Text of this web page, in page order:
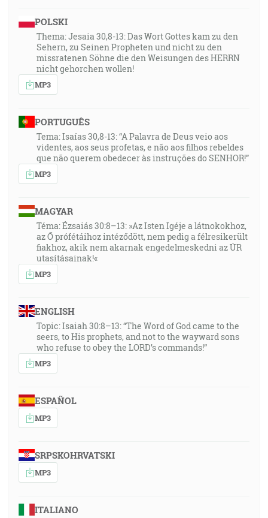
POLSKI
Thema: Jesaia 30,8-13: Das Wort Gottes kam zu den
Sehern, zu Seinen Propheten und nicht zu den
missratenen Söhne die den Weisungen des HERRN
nicht gehorchen wollen!
MP3
PORTUGUÊS
Tema: Isaías 30,8-13: “A Palavra de Deus veio aos
videntes, aos seus profetas, e não aos filhos rebeldes
que não querem obedecer às instruções do SENHOR!”
MP3
MAGYAR
Téma: Ézsaiás 30:8–13: »Az Isten Igéje a látnokokhoz,
az Ő prófétáihoz intéződött, nem pedig a félresikerült
fiakhoz, akik nem akarnak engedelmeskedni az ÚR
utasításainak!«
MP3
ENGLISH
Topic: Isaiah 30:8–13: “The Word of God came to the
seers, to His prophets, and not to the wayward sons
who refuse to obey the LORD’s commands!”
MP3
ESPAÑOL
MP3
SRPSKOHRVATSKI
MP3
ITALIANO